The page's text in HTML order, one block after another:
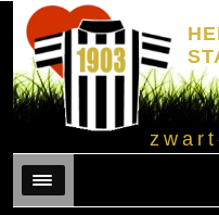
Menu